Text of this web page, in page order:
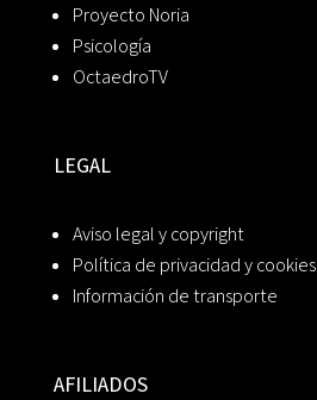
Proyecto Noria
Psicología
OctaedroTV
LEGAL
Aviso legal y copyright
Política de privacidad y cookies
Información de transporte
AFILIADOS